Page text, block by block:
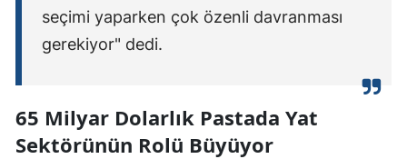
seçimi yaparken çok özenli davranması
gerekiyor" dedi.
65 Milyar Dolarlık Pastada Yat
Sektörünün Rolü Büyüyor